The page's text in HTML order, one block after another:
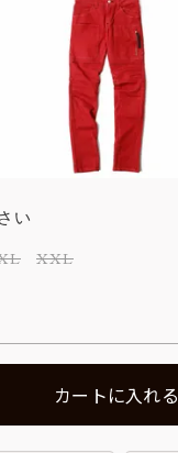
い
XXL
カートに入れる